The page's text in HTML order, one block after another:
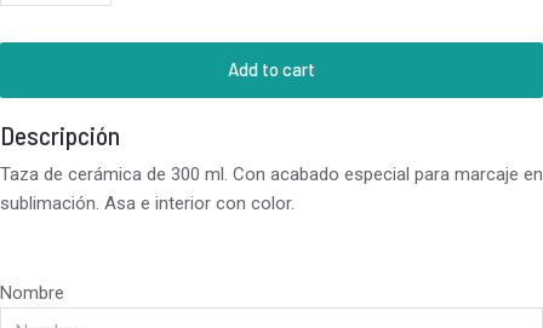
Add to cart
Descripción
Taza de cerámica de 300 ml. Con acabado especial para marcaje en
sublimación. Asa e interior con color.
Nombre